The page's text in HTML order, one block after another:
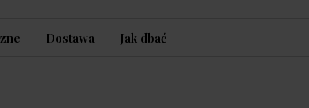
Dostawa Jak dbać